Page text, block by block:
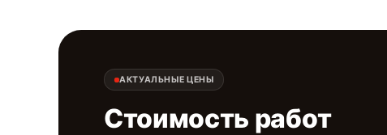
АКТУАЛЬНЫЕ ЦЕНЫ
Стоимость работ